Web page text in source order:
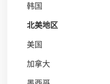
韩国
北美地区
美国
加拿大